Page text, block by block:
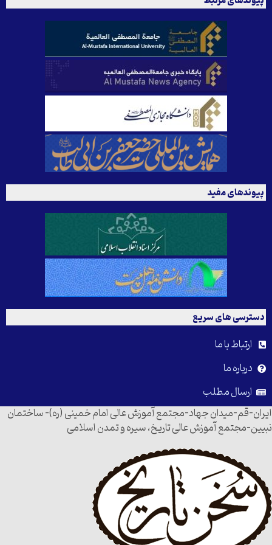
پیوندهای مفید
دسترسی های سریع
ارتباط با ما
درباره ما
ارسال مطلب
ایران-قم-میدان جهاد-مجتمع آموزش عالی امام خمینی (ره)- ساختمان
نبیین-مجتمع آموزش عالی تاریخ، سیره و تمدن اسلامی